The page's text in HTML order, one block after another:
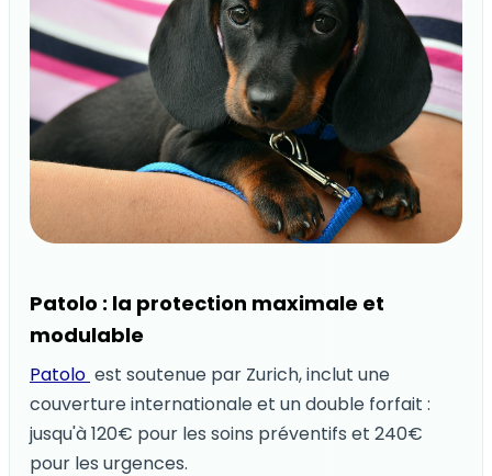
Patolo : la protection maximale et
modulable
Patolo est soutenue par Zurich, inclut une
couverture internationale et un double forfait :
jusqu'à 120€ pour les soins préventifs et 240€
pour les urgences.